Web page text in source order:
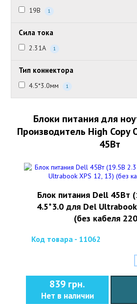
19В 1
Сила тока
2.31А 1
Тип коннектора
4.5*3.0мм 1
Блоки питания для
Производитель High Copy
45Вт
Блок питания Dell 45Вт
4.5*3.0 для Del
(без кабеля
Код товара - 11062
839 грн.
Нет в наличии